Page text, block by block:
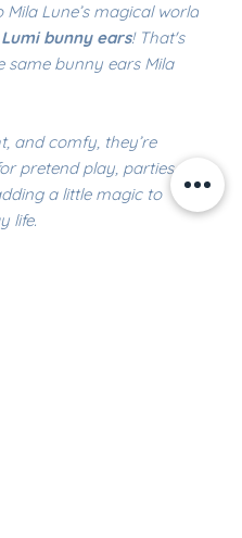
Mila Lune’s magical world
Lumi bunny ears! That's
same bunny ears Mila
and comfy, they’re
pretend play, parties, or
a little magic to
life.